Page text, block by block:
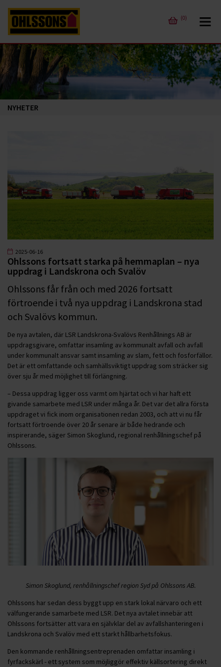
(0)
NYHETER
2025-06-16
Ohlssons fortsatt starka på hemmaplan – nya
uppdrag i Landskrona och Svalöv
Ohlssons får från och med 2026 fortsatt
förtroende i två nya uppdrag i Landskrona stad
och Svalövs kommun.
De nya avtalen, där LSR Landskrona-Svalövs Renhållnings AB är
uppdragsgivare, omfattar insamling av kommunalt avfall och avfall
under kommunalt ansvar samt insamling av slam, fett och fosforfällor.
Det är ett omfattande och samhällsviktigt uppdrag som sträcker sig
över sju år med möjlighet till förlängning.
– Dessa uppdrag ligger oss varmt om hjärtat och vi har haft ett
givande samarbete med LSR under många år. Det var det allra första
uppdraget vi fick inom organisationen redan 2003, och att vi nu får
fortsatt förtroende över 20 år senare är både hedrande och
inspirerande, säger Simon Skoglund, regional renhållningschef på
Ohlssons.
Simon Skoglund, renhållningschef region Syd på Ohlssons AB.
Ohlssons har sedan dess byggt upp en stark lokal närvaro och ett
välfungerande samarbete med LSR. Det nya avtalet innebär att
Ohlssons fortsätter att vara en självklar del av avfallshanteringen i
Landskrona och Svalöv med ett starkt hållbarhetsfokus.
Den kommande renhållningsentreprenaden omfattar insamling i
fyrfackskärl - ett system som möjliggör effektiv källsortering direkt